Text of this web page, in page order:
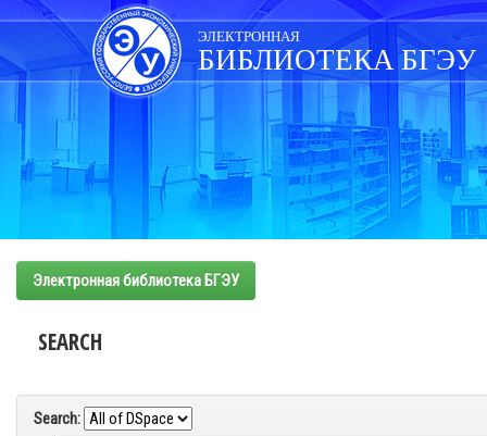
Skip
navigation
ЭЛЕКТРОННАЯ
БИБЛИОТЕКА БГЭУ
Электронная библиотека БГЭУ
SEARCH
Search: